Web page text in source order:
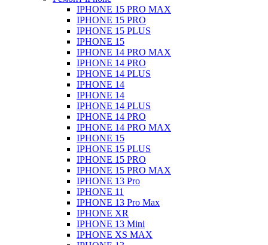
IPHONE 15 PRO MAX
IPHONE 15 PRO
IPHONE 15 PLUS
IPHONE 15
IPHONE 14 PRO MAX
IPHONE 14 PRO
IPHONE 14 PLUS
IPHONE 14
IPHONE 14
IPHONE 14 PLUS
IPHONE 14 PRO
IPHONE 14 PRO MAX
IPHONE 15
IPHONE 15 PLUS
IPHONE 15 PRO
IPHONE 15 PRO MAX
IPHONE 13 Pro
IPHONE 11
IPHONE 13 Pro Max
IPHONE XR
IPHONE 13 Mini
IPHONE XS MAX